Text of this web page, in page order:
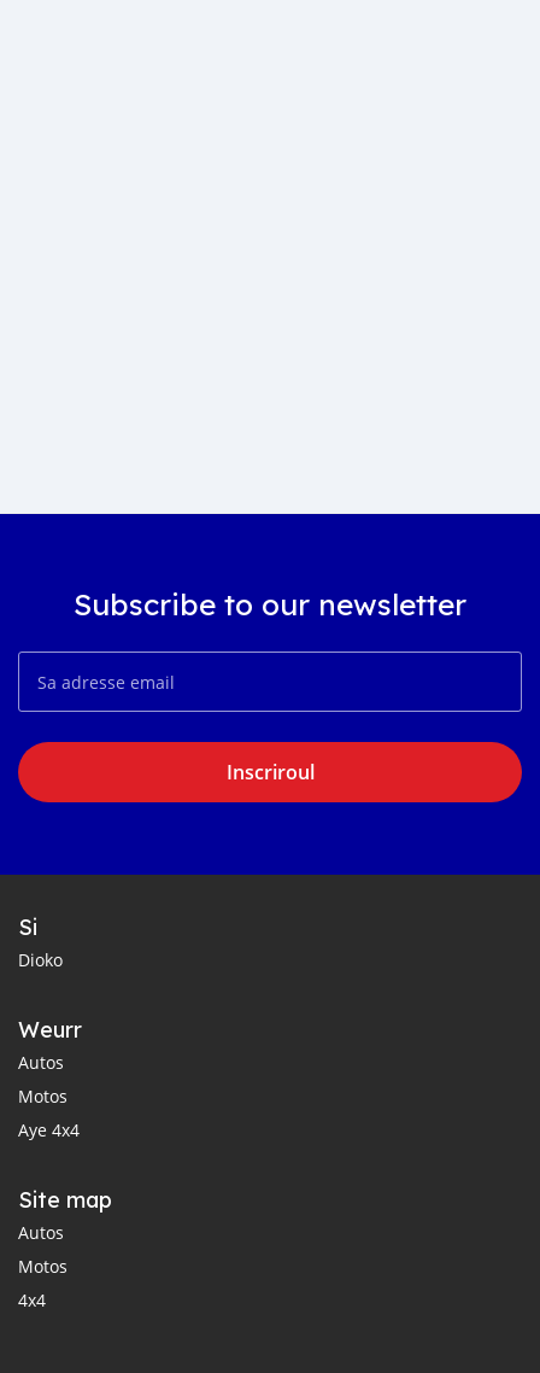
Subscribe to our newsletter
Inscriroul
Si
Dioko
Weurr
Autos
Motos
Aye 4x4
Site map
Autos
Motos
4x4